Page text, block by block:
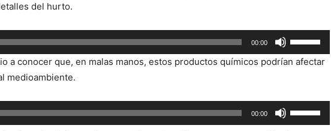
del hurto.
00:00
las
teclas
flecha
arriba/abajo
a conocer que, en malas manos, estos productos químicos podrían afectar
medioambiente.
00:00
las